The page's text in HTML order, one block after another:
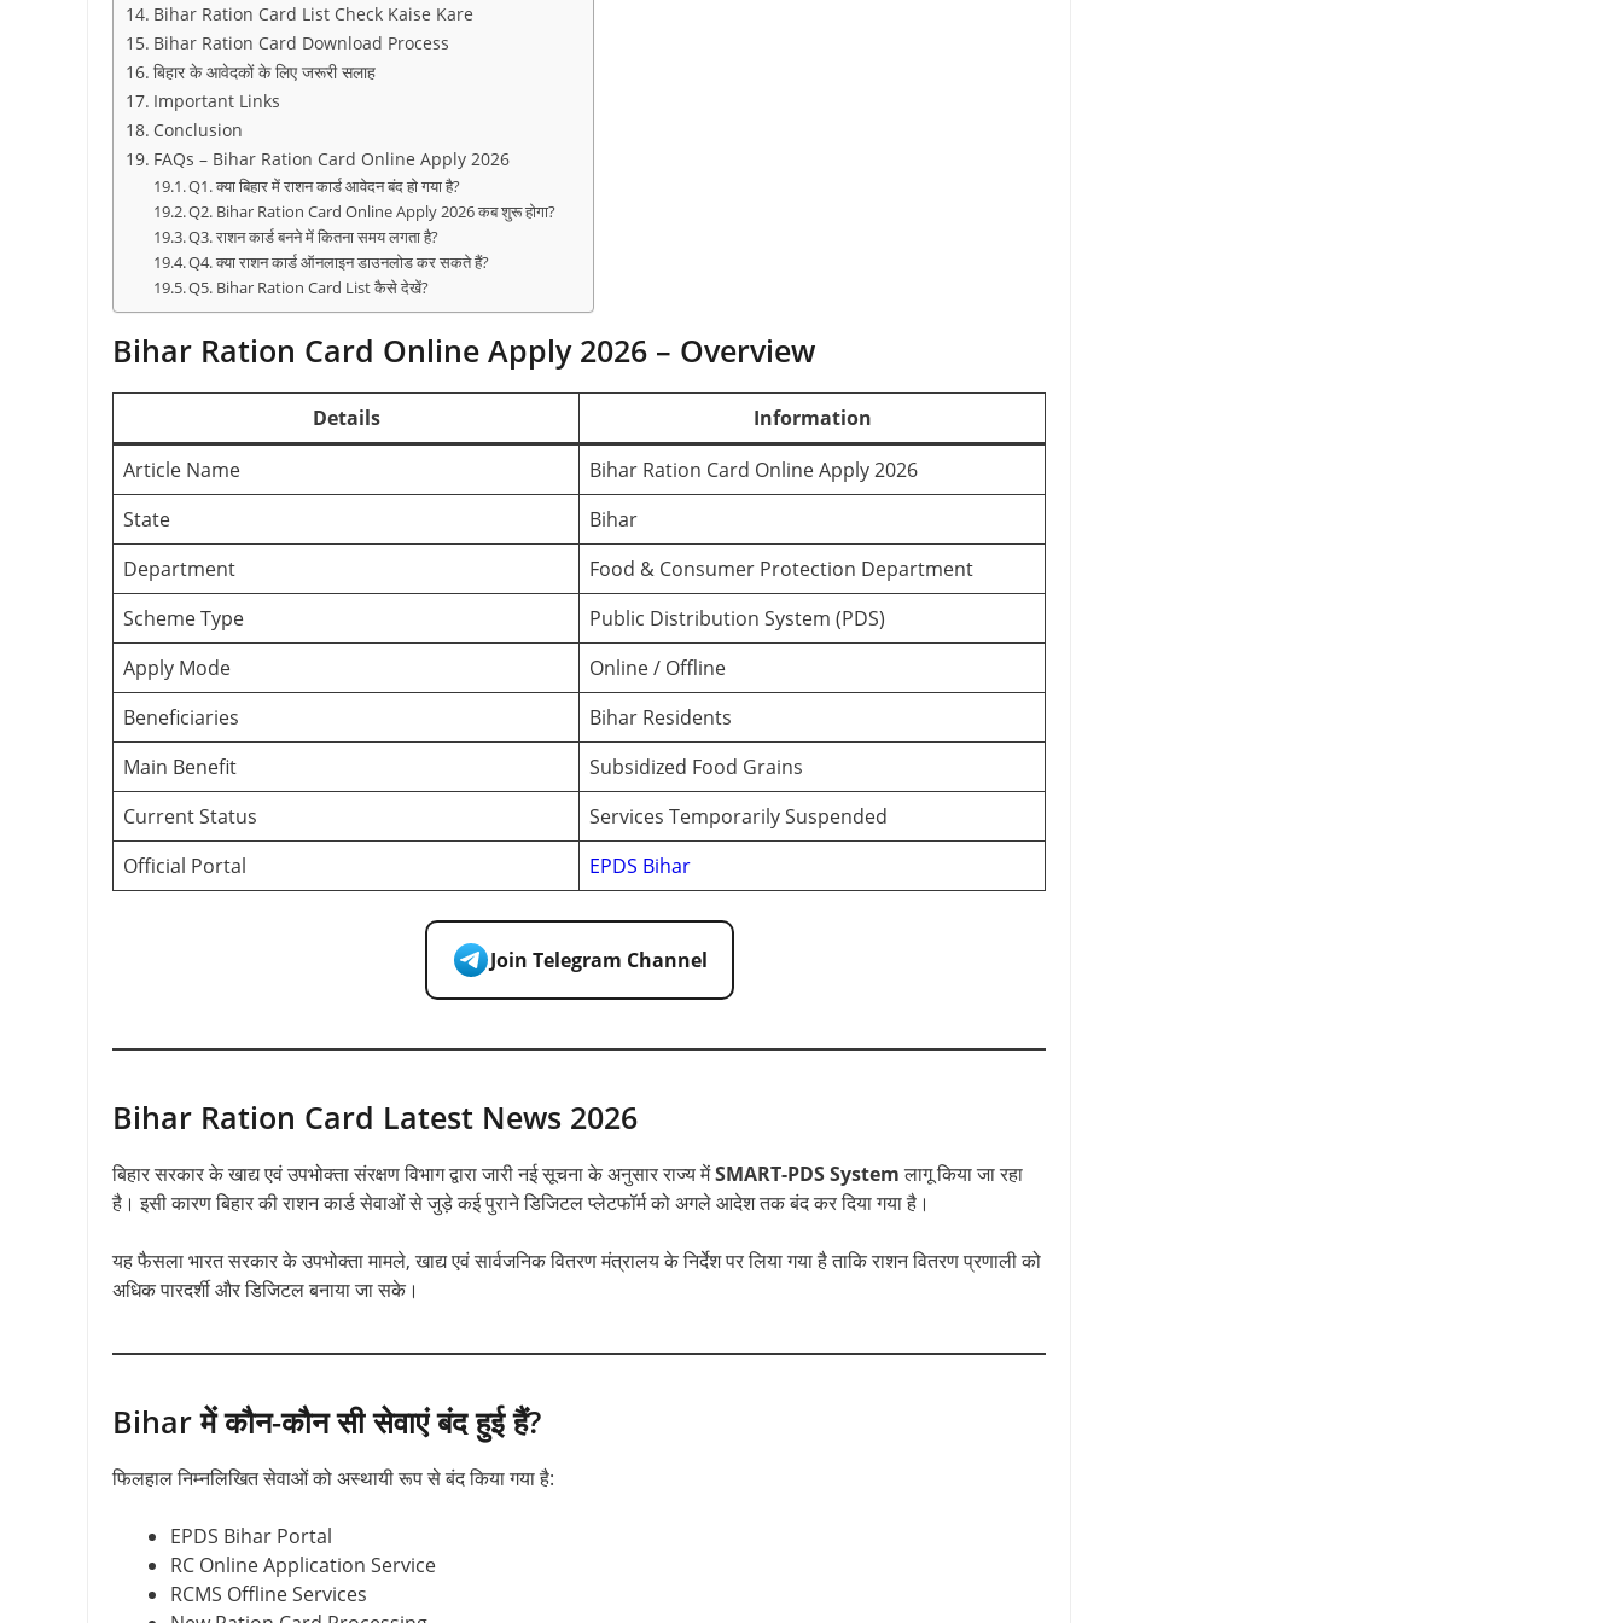
Bihar Ration Card List Check Kaise Kare
Bihar Ration Card Download Process
बिहार के आवेदकों के लिए जरूरी सलाह
Important Links
Conclusion
FAQs – Bihar Ration Card Online Apply 2026
Q1. क्या बिहार में राशन कार्ड आवेदन बंद हो गया है?
Q2. Bihar Ration Card Online Apply 2026 कब शुरू होगा?
Q3. राशन कार्ड बनने में कितना समय लगता है?
Q4. क्या राशन कार्ड ऑनलाइन डाउनलोड कर सकते हैं?
Q5. Bihar Ration Card List कैसे देखें?
Bihar Ration Card Online Apply 2026 – Overview
Details
Information
Article Name
Bihar Ration Card Online Apply 2026
State
Bihar
Department
Food & Consumer Protection Department
Scheme Type
Public Distribution System (PDS)
Apply Mode
Online / Offline
Beneficiaries
Bihar Residents
Main Benefit
Subsidized Food Grains
Current Status
Services Temporarily Suspended
Official Portal
EPDS Bihar
Join Telegram Channel
Bihar Ration Card Latest News 2026
बिहार सरकार के खाद्य एवं उपभोक्ता संरक्षण विभाग द्वारा जारी नई सूचना के अनुसार राज्य मेंSMART-PDS Systemलागू किया जा रहा
है। इसी कारण बिहार की राशन कार्ड सेवाओं से जुड़े कई पुराने डिजिटल प्लेटफॉर्म को अगले आदेश तक बंद कर दिया गया है।
यह फैसला भारत सरकार के उपभोक्ता मामले, खाद्य एवं सार्वजनिक वितरण मंत्रालय के निर्देश पर लिया गया है ताकि राशन वितरण प्रणाली को
अधिक पारदर्शी और डिजिटल बनाया जा सके।
Bihar में कौन-कौन सी सेवाएं बंद हुई हैं?
फिलहाल निम्नलिखित सेवाओं को अस्थायी रूप से बंद किया गया है:
EPDS Bihar Portal
RC Online Application Service
RCMS Offline Services